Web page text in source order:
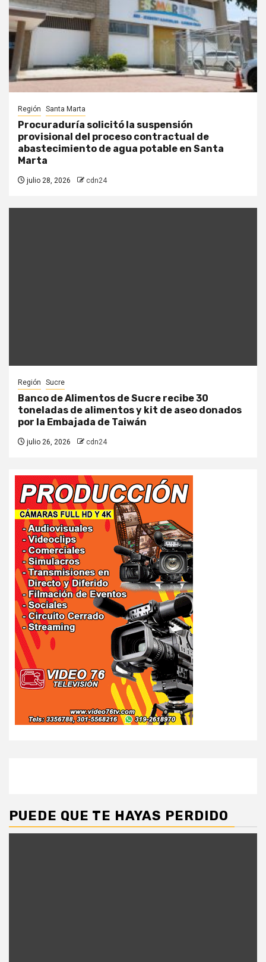
Región Santa Marta
Procuraduría solicitó la suspensión
provisional del proceso contractual de
abastecimiento de agua potable en Santa
Marta
julio 28, 2026 cdn24
Región Sucre
Banco de Alimentos de Sucre recibe 30
toneladas de alimentos y kit de aseo donados
por la Embajada de Taiwán
julio 26, 2026 cdn24
PUEDE QUE TE HAYAS PERDIDO